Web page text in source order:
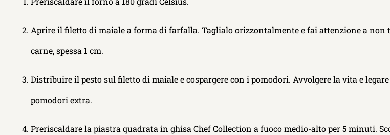
Aprire il filetto di maiale a forma di farfalla. Taglialo orizzontalmente e fai attenzione a
carne, spessa 1 cm.
Distribuire il pesto sul filetto di maiale e cospargere con i pomodori. Avvolgere la vita e
pomodori extra.
Preriscaldare la piastra quadrata in ghisa Chef Collection a fuoco medio-alto per 5 minuti.